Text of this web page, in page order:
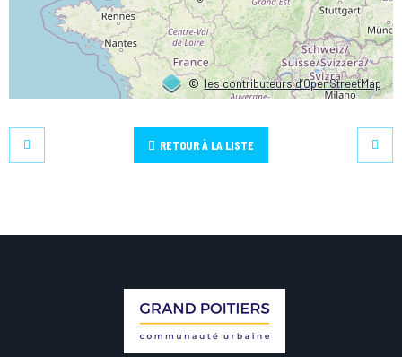
©les contributeurs d’OpenStreetMap
RETOUR À LA LISTE